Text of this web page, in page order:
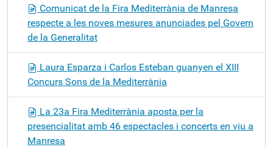
Comunicat de la Fira Mediterrània de Manresa
respecte a les noves mesures anunciades pel Govern
de la Generalitat
Laura Esparza i Carlos Esteban guanyen el XIII
Concurs Sons de la Mediterrània
La 23a Fira Mediterrània aposta per la
presencialitat amb 46 espectacles i concerts en viu a
Manresa